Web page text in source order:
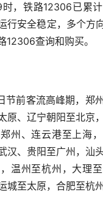
，铁路12306已累
行安全稳定，多个方
12306查询和购买。
节前客流高峰期，郑
原、辽宁朝阳至北京
州、连云港至上海
汉、贵阳至广州，汕
温州至杭州，大理
城至太原，合肥至杭